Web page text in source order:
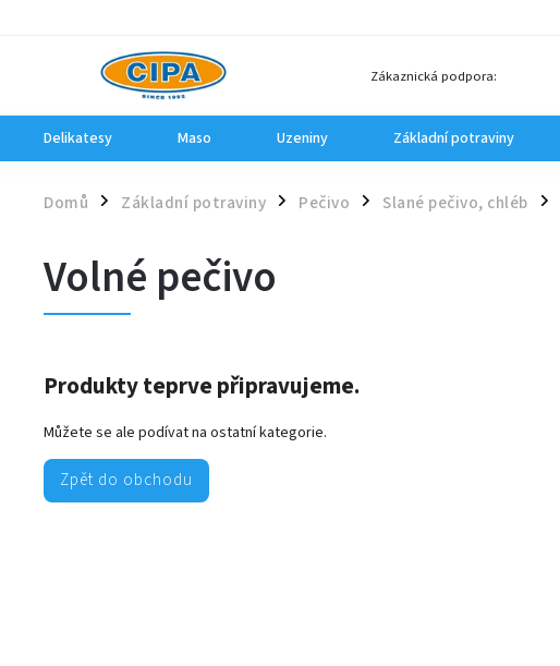
Zákaznická podpora:
Delikatesy Maso Uzeniny Základní potraviny
Domů / Základní potraviny / Pečivo / Slané pečivo, chléb /
Volné pečivo
Produkty teprve připravujeme.
Můžete se ale podívat na ostatní kategorie.
Zpět do obchodu